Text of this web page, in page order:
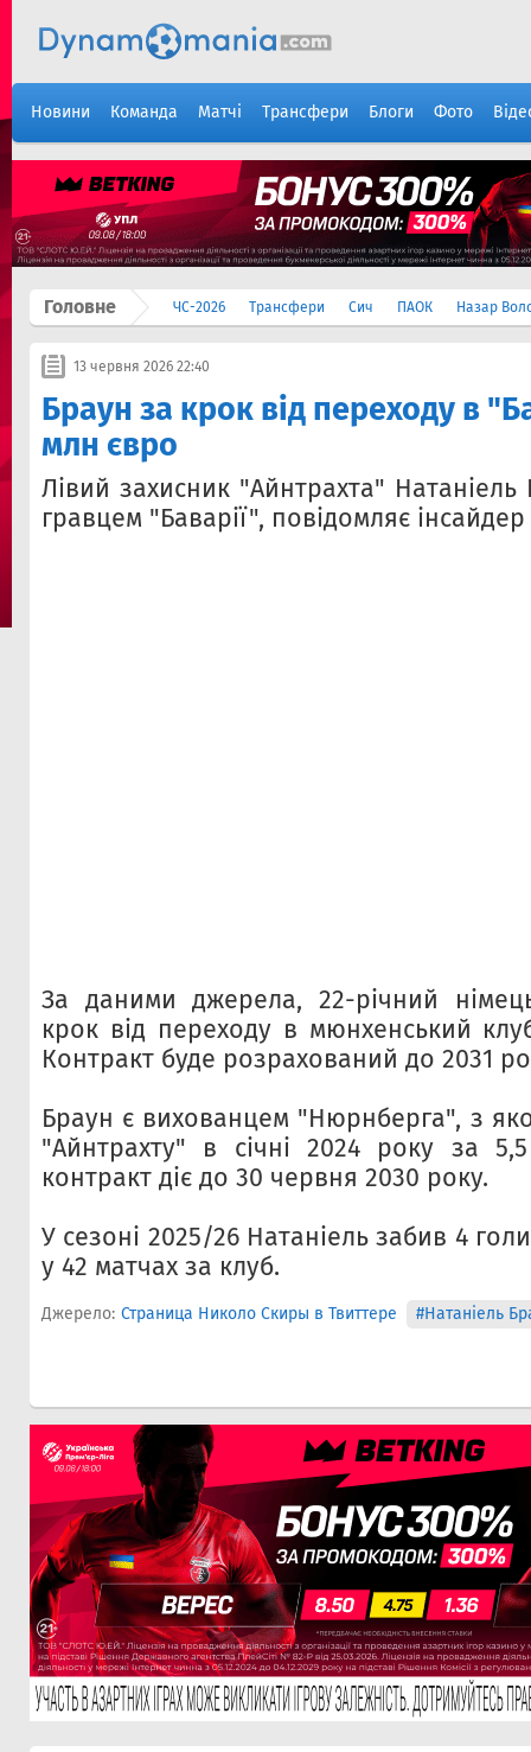
Новини Команда Матчі Трансфери Блоги Фото
Головне ЧС-2026 Трансфери Сич ПАОК Назар
13 червня 2026 22:40
Браун за крок від переходу в
млн євро
Лівий захисник "Айнтрахта"
гравцем "Баварії", повідомляє
За даними джерела, 22-річний
крок від переходу в мюнхенський
Контракт буде розрахований до 2031
Браун є вихованцем "Нюрнберга", з
"Айнтрахту" в січні 2024 року за
контракт діє до 30 червня 2030 року.
У сезоні 2025/26 Натаніель забив 4 голи
у 42 матчах за клуб.
Джерело: Страница Николо Скиры в Твиттере #Натаніель